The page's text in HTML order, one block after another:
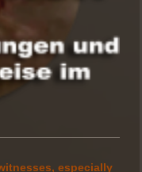
especially